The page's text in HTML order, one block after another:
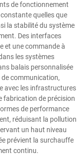
de fonctionnement
quelles que
la stabilité du système
Des interfaces
et une commande à
les systèmes
balais personnalisée
communication,
avec les infrastructures
fabrication de précision
de performance
réduisant la pollution
un haut niveau
prévient la surchauffe
continu.